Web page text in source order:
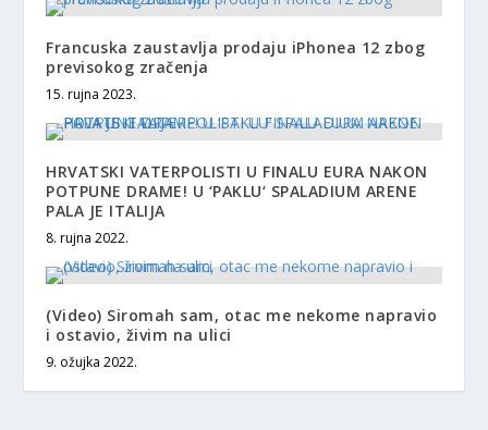
Francuska zaustavlja prodaju iPhonea 12 zbog
previsokog zračenja
15. rujna 2023.
HRVATSKI VATERPOLISTI U FINALU EURA NAKON
POTPUNE DRAME! U ‘PAKLU‘ SPALADIUM ARENE
PALA JE ITALIJA
8. rujna 2022.
(Video) Siromah sam, otac me nekome napravio
i ostavio, živim na ulici
9. ožujka 2022.